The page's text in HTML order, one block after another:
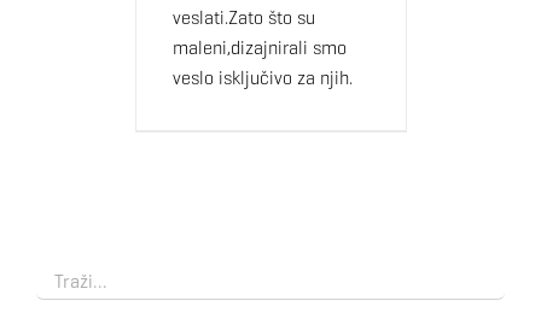
veslati.Zato što su
maleni,dizajnirali smo
veslo isključivo za njih.